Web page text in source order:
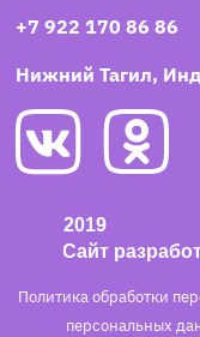
+7 922 170 86 86
Нижний Тагил,
Политика обработки
персональных